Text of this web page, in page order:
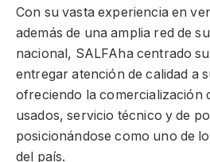
Con su vasta experiencia en
además de una amplia red de
nacional, SALFAha centrado
entregar atención de calidad a
ofreciendo la comercialización
usados, servicio técnico y de
posicionándose como uno de
del país.